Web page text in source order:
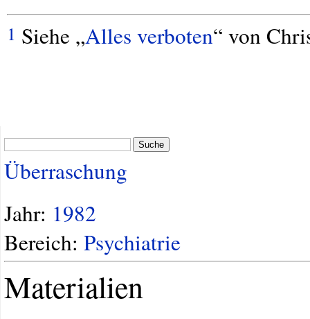
1 Siehe „Alles verboten“ von
Suche
Überraschung
Jahr: 1982
Bereich: Psychiatrie
Materialien